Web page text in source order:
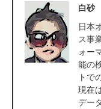
白砂
日本
ス事
ォー
能の
トで
現在
デー